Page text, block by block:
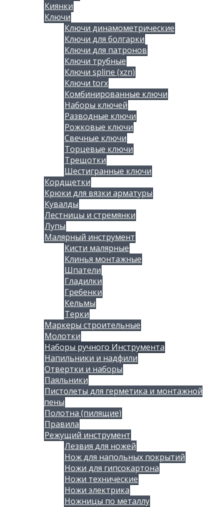
Киянки
Ключи
Ключи динамометрические
Ключи для болгарки
Ключи для патронов
Ключи трубные
Ключи spline (xzn)
Ключи torx
Комбинированные ключи
Наборы ключей
Разводные ключи
Рожковые ключи
Свечные ключи
Торцевые ключи
Трещотки
Шестигранные ключи
Кордщетки
Крюки для вязки арматуры
Кувалды
Лестницы и стремянки
Лупы
Малярный инструмент
Кисти малярные
Клинья монтажные
Шпатели
Гладилки
Гребенки
Кельмы
Терки
Маркеры строительные
Молотки
Наборы ручного Инструмента
Напильники и надфили
Отвертки и наборы
Паяльники
Пистолеты для герметика и монтажной
пены
Полотна (пилящие)
Правила
Режущий инструмент
Лезвия для ножей
Нож для напольных покрытий
Ножи для гипсокартона
Ножи технические
Ножи электрика
Ножницы по металлу